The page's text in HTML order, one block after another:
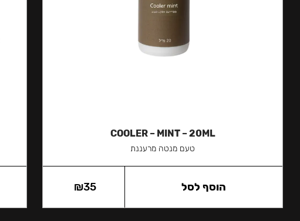
COOLER – MINT – 20ML
טעם מנטה מרעננת
₪35 הוסף לסל